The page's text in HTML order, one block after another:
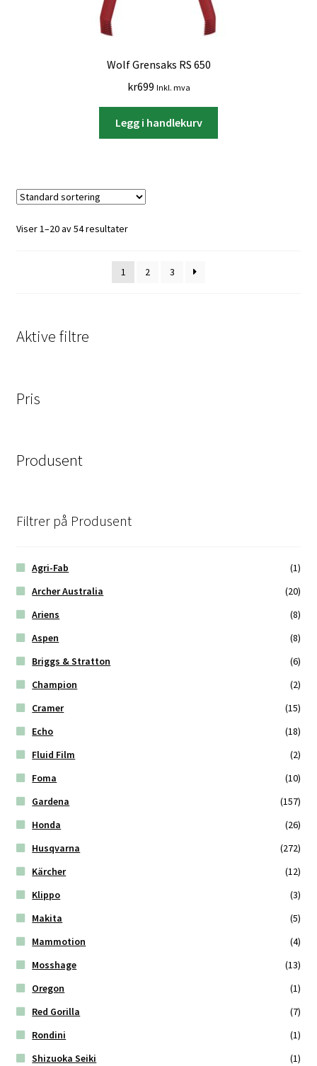
Wolf Grensaks RS 650
kr699 Inkl. mva
Legg i handlekurv
Viser 1–20 av 54 resultater
1 2 3
Aktive filtre
Pris
Produsent
Filtrer på Produsent
Agri-Fab
(1)
Archer Australia
(20)
Ariens
(8)
Aspen
(8)
Briggs & Stratton
(6)
Champion
(2)
Cramer
(15)
Echo
(18)
Fluid Film
(2)
Foma
(10)
Gardena
(157)
Honda
(26)
Husqvarna
(272)
Kärcher
(12)
Klippo
(3)
Makita
(5)
Mammotion
(4)
Mosshage
(13)
Oregon
(1)
Red Gorilla
(7)
Rondini
(1)
Shizuoka Seiki
(1)